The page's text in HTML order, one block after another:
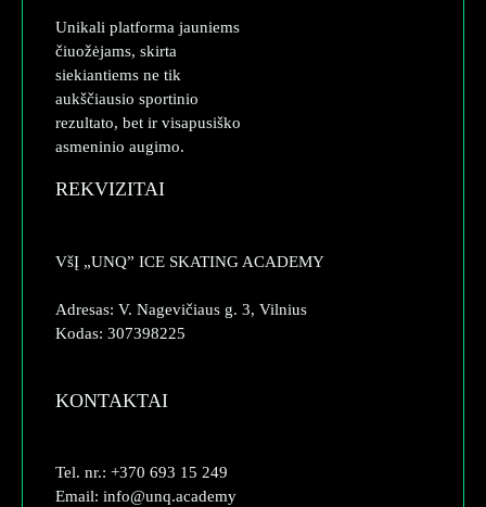
Unikali platforma jauniems
čiuožėjams, skirta
siekiantiems ne tik
aukščiausio sportinio
rezultato, bet ir visapusiško
asmeninio augimo.
REKVIZITAI
VšĮ „UNQ” ICE SKATING ACADEMY
Adresas: V. Nagevičiaus g. 3, Vilnius
Kodas: 307398225
KONTAKTAI
Tel. nr.: +370 693 15 249
Email: info@unq.academy